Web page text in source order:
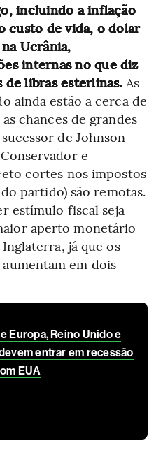
incluindo a inflação
custo de vida, o dólar
Ucrânia,
internas no que diz
libras esterlinas. As
ainda estão a cerca de
chances de grandes
de Johnson
e
cortes nos impostos
partido) são remotas.
estímulo fiscal seja
aperto monetário
já que os
em dois
Europa, Reino Unido e
entrar em recessão
EUA